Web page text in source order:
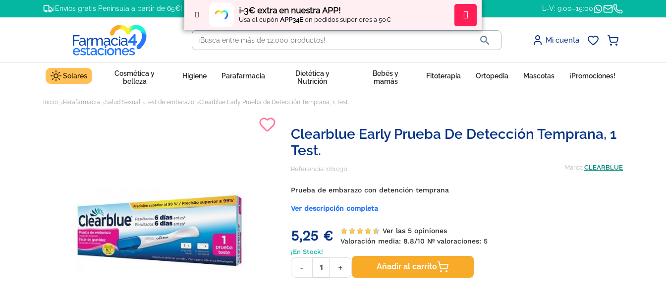
¡-3€ extra en nuestra APP!
Usa el cupón APP34E en pedidos superiores a 50€
¡Envíos gratis Península a partir de 65€! Regístratey obtén L–V: 9:00–15:00
 Mi cuenta
Solares
Cosmética y
belleza
Higiene Parafarmacia
Dietética y
Nutrición
Bebés y
mamás
Fitoterapia Ortopedia Mascotas ¡Promociones!
Inicio Parafarmacia Salud Sexual Test de embarazo Clearblue Early Prueba de Detección Temprana, 1 Test.
Clearblue Early Prueba De Detección Temprana, 1
Test.
Referencia: 181030 Marca CLEARBLUE
Prueba de embarazo con detención temprana
Ver descripción completa
5,25 €
Ver las 5 opiniones
Valoración media: 8.8/10 Nº valoraciones: 5
¡En Stock!
- + Añadir al carrito